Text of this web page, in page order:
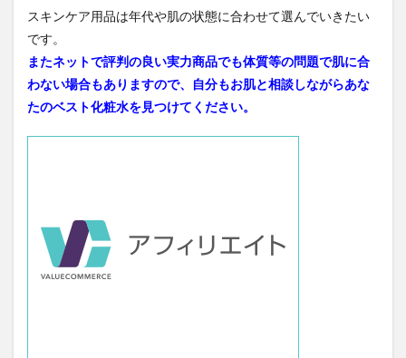
スキンケア用品は年代や肌の状態に合わせて選んでいきたい
です。
またネットで評判の良い実力商品でも体質等の問題で肌に合
わない場合もありますので、自分もお肌と相談しながらあな
たのベスト化粧水を見つけてください。